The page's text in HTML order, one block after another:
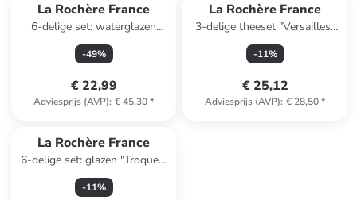
La Rochère France
6-delige set: waterglazen
"Versailles" transparant - 250
ml
-49%
€ 22,99
Adviesprijs (AVP): € 45,30*
La Rochère France
3-delige theeset "Versailles"
transparant/beige - 280 ml
-11%
€ 25,12
Adviesprijs (AVP): € 28,50*
La Rochère France
6-delige set: glazen "Troquet"
transparant - 230 ml
-11%